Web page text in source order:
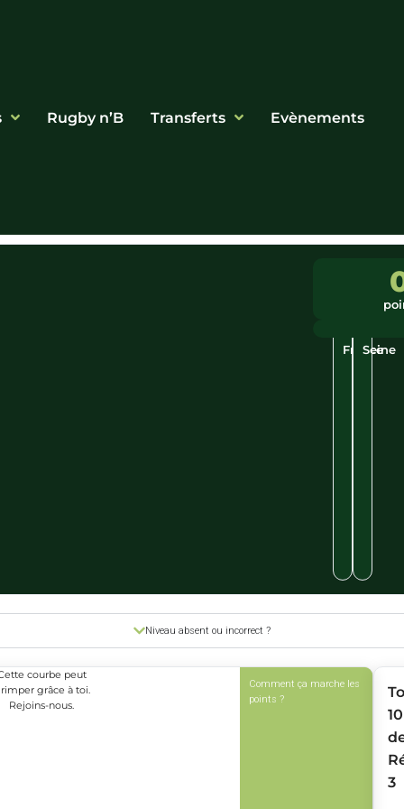
Rugby n’B Transferts Evènements
France
Seine
Niveau absent ou incorrect ?
courbe peut
grâce à toi.
Rejoins-nous.
Comment ça marche les
points ?
10
3